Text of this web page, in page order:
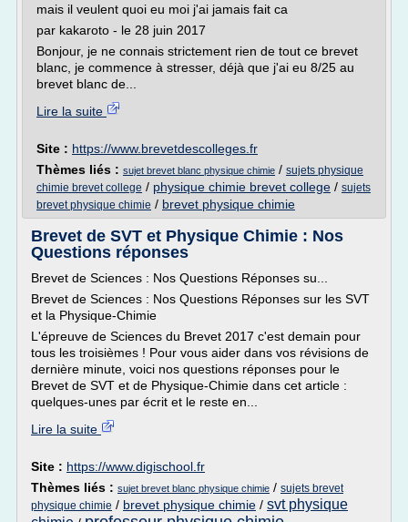
mais il veulent quoi eu moi j'ai jamais fait ca
par kakaroto - le 28 juin 2017
Bonjour, je ne connais strictement rien de tout ce brevet
blanc, je commence à stresser, déjà que j'ai eu 8/25 au
brevet blanc de...
Lire la suite
Site : https://www.brevetdescolleges.fr
Thèmes liés : sujet brevet blanc physique chimie / sujets physique
chimie brevet college / physique chimie brevet college / sujets
brevet physique chimie / brevet physique chimie
Brevet de SVT et Physique Chimie : Nos
Questions réponses
Brevet de Sciences : Nos Questions Réponses su...
Brevet de Sciences : Nos Questions Réponses sur les SVT
et la Physique-Chimie
L'épreuve de Sciences du Brevet 2017 c'est demain pour
tous les troisièmes ! Pour vous aider dans vos révisions de
dernière minute, voici nos questions réponses pour le
Brevet de SVT et de Physique-Chimie dans cet article :
quelques-unes par écrit et le reste en...
Lire la suite
Site : https://www.digischool.fr
Thèmes liés : sujet brevet blanc physique chimie / sujets brevet
physique chimie / brevet physique chimie / svt physique